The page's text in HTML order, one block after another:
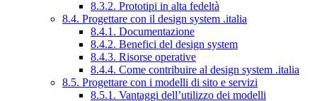
8.3.2. Prototipi in alta fedeltà
8.4. Progettare con il design system .italia
8.4.1. Documentazione
8.4.2. Benefici del design system
8.4.3. Risorse operative
8.4.4. Come contribuire al design system .italia
8.5. Progettare con i modelli di sito e servizi
8.5.1. Vantaggi dell’utilizzo dei modelli